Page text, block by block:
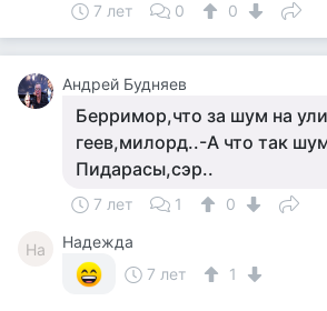
7 лет 0 0
Андрей Будняев
Берримор,что за шум на
геев,милорд..-А что так
Пидарасы,сэр..
7 лет 1 0
На
Надежда
7 лет
1